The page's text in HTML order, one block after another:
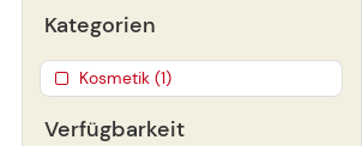
Verfügbarkeit
Kategorien
Kosmetik (1)